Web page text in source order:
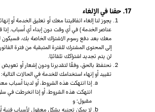
17. حقنا في الإلغاء
يجوز لنا إلغاء اتفاقيتنا معك أو تعليق الخدمة أو
عناصر الخدمة) في أي وقت دون إبداء أي أسباب. إذا
معك بعد دفع رسوم الاشتراك الخاصة بك،
إلى المحتوى المشترك للفترة المتبقية من فترة
لن يتم تجديد اشتراكك تلقائيًا.
نحتفظ بالحق، وفقًا لتقديرنا ودون إشعار أو
تقييد أو إنهاء استخدامك للخدمة في الحالات التالية:
إذا انتهكت هذه الشروط، أو لدينا أسباب
انتهكت هذه الشروط، أو إذا انخرطت في
مقبول؛ و
لا يمكن تجنبه بشكل معقول لأسباب فنية